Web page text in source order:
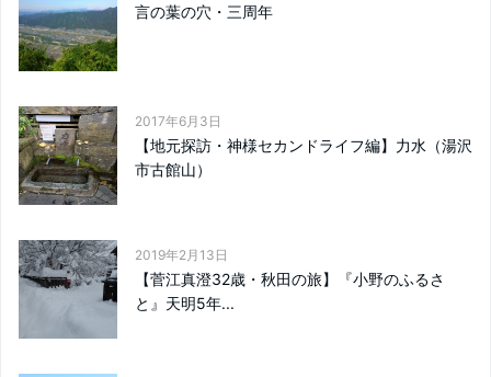
言の葉の穴・三周年
2017年6月3日
【地元探訪・神様セカンドライフ編】力水（湯沢
市古館山）
2019年2月13日
【菅江真澄32歳・秋田の旅】『小野のふるさ
と』天明5年...